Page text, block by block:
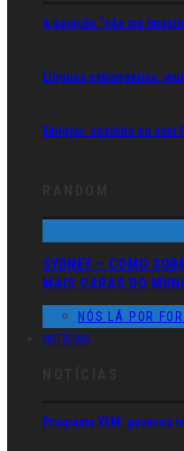
A geração “não me
Línguas estrangeiras:
Emigrar: sozinho ou com
SYDNEY – COMO
MAIS CARAS DO
NÓS LÁ POR
NOTÍCIAS
Programa VEM: governo